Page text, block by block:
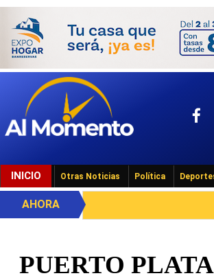
INICIO Otras Noticias Política
AHORA
PUERTO